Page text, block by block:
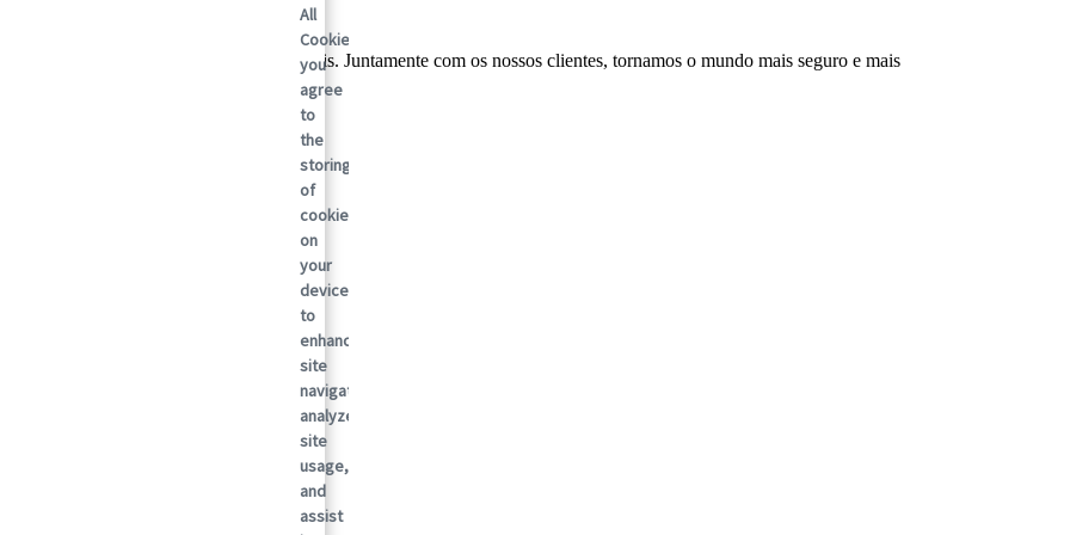
em soluções de embalagens sustentáveis. Juntamente com os nossos clientes, tornamos o mundo mais seguro e mais
All
Cookies”,
you
agree
to
the
storing
of
cookies
on
your
device
to
enhance
site
navigation,
analyze
site
usage,
and
assist